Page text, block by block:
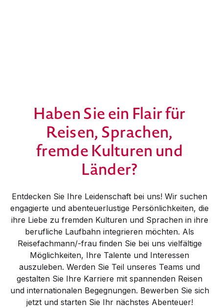
Haben Sie ein Flair für
Reisen, Sprachen,
fremde Kulturen und
Länder?
Entdecken Sie Ihre Leidenschaft bei uns! Wir suchen
engagierte und abenteuerlustige Persönlichkeiten, die
ihre Liebe zu fremden Kulturen und Sprachen in ihre
berufliche Laufbahn integrieren möchten. Als
Reisefachmann/-frau finden Sie bei uns vielfältige
Möglichkeiten, Ihre Talente und Interessen
auszuleben. Werden Sie Teil unseres Teams und
gestalten Sie Ihre Karriere mit spannenden Reisen
und internationalen Begegnungen. Bewerben Sie sich
jetzt und starten Sie Ihr nächstes Abenteuer!